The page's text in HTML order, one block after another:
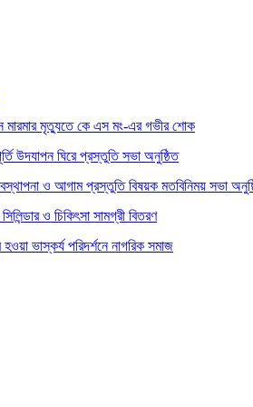
মারমার মৃত্যুতে কে এস মং-এর গভীর শোক
উদযাপন ঘিরে প্রস্তুতি সভা অনুষ্ঠিত
ও আগাম প্রস্তুতি বিষয়ক মতবিনিময় সভা
ও চিকিৎসা সামগ্রী বিতরণ
হওয়া ভাস্কর্য পরিদর্শনে নাগরিক সমাজ